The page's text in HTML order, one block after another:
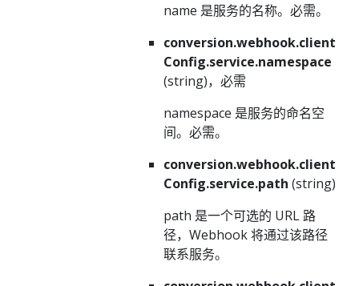
name 是服务的名称。必需。
conversion.webhook.client
Config.service.namespace
(string)，必需
namespace 是服务的命名空
间。必需。
conversion.webhook.client
Config.service.path (string)
path 是一个可选的 URL 路
径，Webhook 将通过该路径
联系服务。